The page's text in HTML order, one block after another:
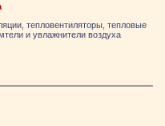
тепловентиляторы, тепловые
и увлажнители воздуха